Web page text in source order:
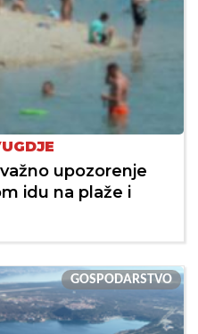
upozorenje
idu na plaže i
GOSPODARSTVO